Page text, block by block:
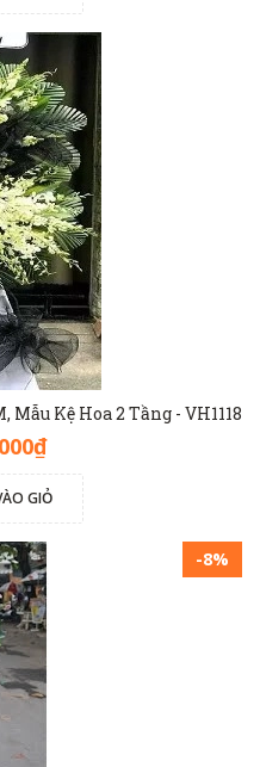
Kệ Hoa 2 Tầng - VH1118
GIỎ
-8%